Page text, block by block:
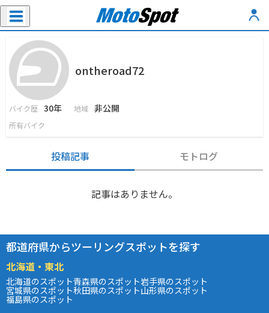
ontheroad72
バイク歴 30年 地域 非公開
所有バイク
投稿記事 モトログ
記事はありません。
都道府県からツーリングスポットを探す
北海道・東北
北海道のスポット青森県のスポット岩手県のスポット
宮城県のスポット秋田県のスポット山形県のスポット
福島県のスポット